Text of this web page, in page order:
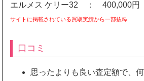
エルメス ケリー32 ： 400,000円
サイトに掲載されている買取実績から一部抜粋
口コミ
思ったよりも良い査定額で、